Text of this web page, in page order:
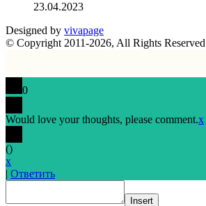
23.04.2023
Designed by vivapage
© Copyright 2011-2026, All Rights Reserved
0
Would love your thoughts, please comment.x
()
x
| Ответить
Insert